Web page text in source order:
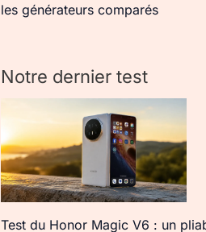
les générateurs comparés
Notre dernier test
Test du Honor Magic V6 : un